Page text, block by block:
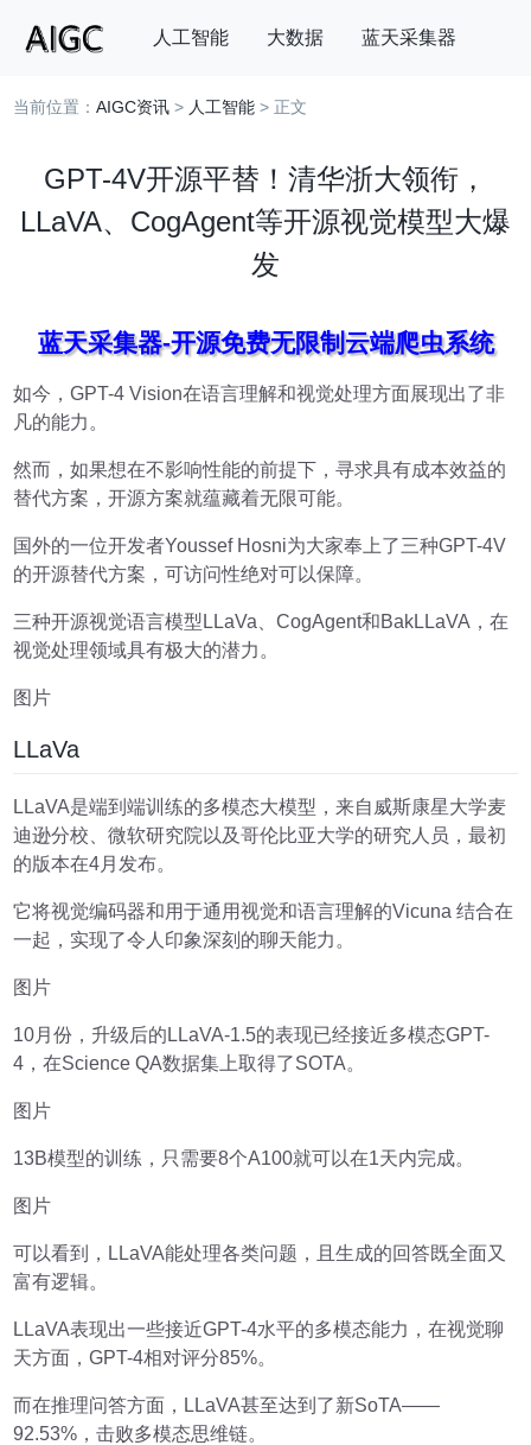
人工智能 大数据 蓝天采集器
搜索
当前位置：AIGC资讯 > 人工智能 > 正文
GPT-4V开源平替！清华浙大领衔，
LLaVA、CogAgent等开源视觉模型大爆
发
蓝天采集器-开源免费无限制云端爬虫系统
如今，GPT-4 Vision在语言理解和视觉处理方面展现出了非
凡的能力。
然而，如果想在不影响性能的前提下，寻求具有成本效益的
替代方案，开源方案就蕴藏着无限可能。
国外的一位开发者Youssef Hosni为大家奉上了三种GPT-4V
的开源替代方案，可访问性绝对可以保障。
三种开源视觉语言模型LLaVa、CogAgent和BakLLaVA，在
视觉处理领域具有极大的潜力。
图片
LLaVa
LLaVA是端到端训练的多模态大模型，来自威斯康星大学麦
迪逊分校、微软研究院以及哥伦比亚大学的研究人员，最初
的版本在4月发布。
它将视觉编码器和用于通用视觉和语言理解的Vicuna 结合在
⼀起，实现了令人印象深刻的聊天能力。
图片
10月份，升级后的LLaVA-1.5的表现已经接近多模态GPT-
4，在Science QA数据集上取得了SOTA。
图片
13B模型的训练，只需要8个A100就可以在1天内完成。
图片
可以看到，LLaVA能处理各类问题，且生成的回答既全面又
富有逻辑。
LLaVA表现出一些接近GPT-4水平的多模态能力，在视觉聊
天方面，GPT-4相对评分85%。
而在推理问答方面，LLaVA甚至达到了新SoTA——
92.53%，击败多模态思维链。